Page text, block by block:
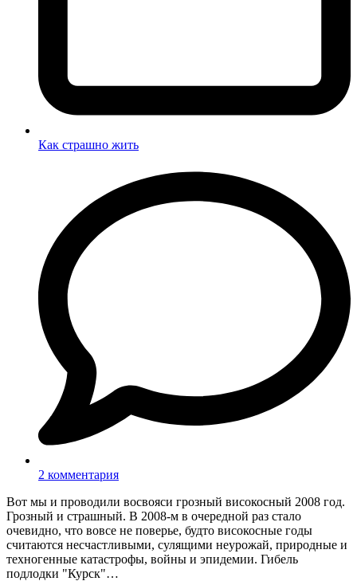
Как страшно жить
2 комментария
Вот мы и проводили восвояси грозный високосный 2008 год.
Грозный и страшный. В 2008-м в очередной раз стало
очевидно, что вовсе не поверье, будто високосные годы
считаются несчастливыми, сулящими неурожай, природные и
техногенные катастрофы, войны и эпидемии. Гибель
подлодки "Курск"…